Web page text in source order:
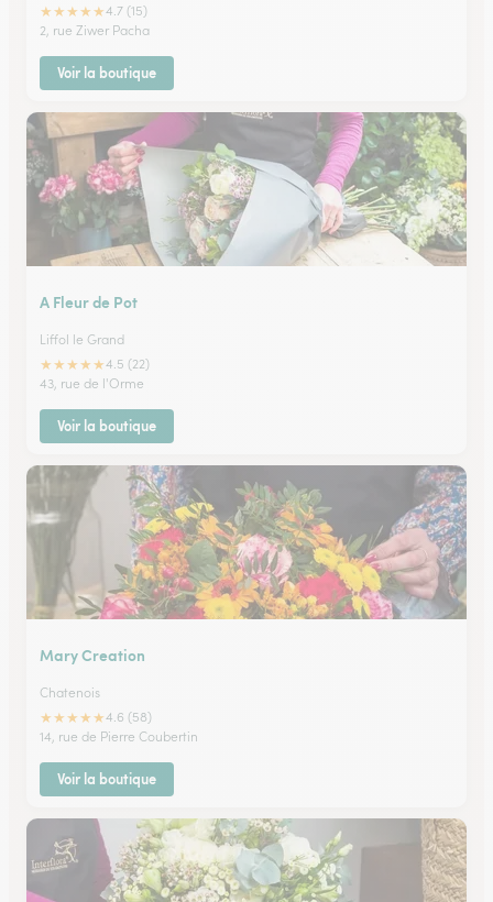
★★★★★4.7 (15)
2, rue Ziwer Pacha
Voir la boutique
A Fleur de Pot
Liffol le Grand
★★★★★4.5 (22)
43, rue de l'Orme
Voir la boutique
Mary Creation
Chatenois
★★★★★4.6 (58)
14, rue de Pierre Coubertin
Voir la boutique